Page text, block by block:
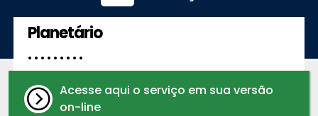
Planetário
. . . . . . . . .
Acesse aqui o serviço em sua versão
on-line